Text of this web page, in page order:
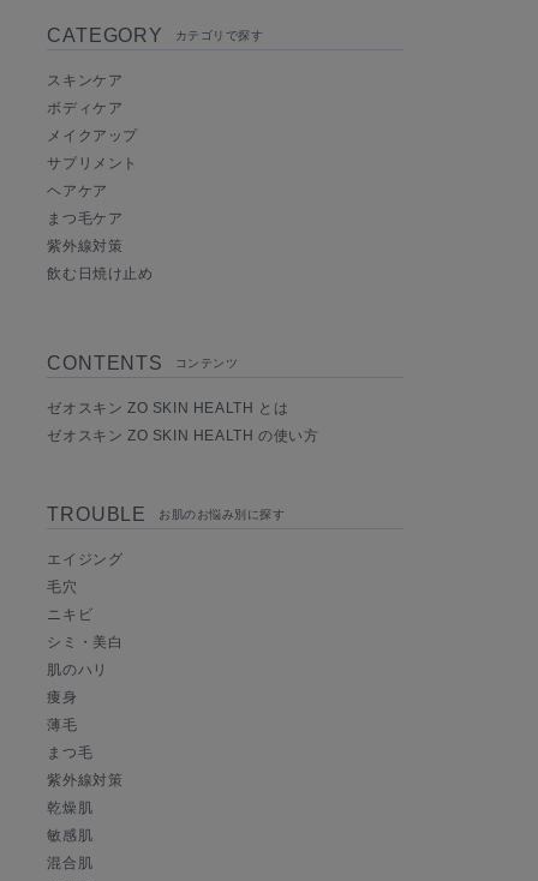
CATEGORY カテゴリで探す
スキンケア
ボディケア
メイクアップ
サプリメント
ヘアケア
まつ毛ケア
紫外線対策
飲む日焼け止め
CONTENTS コンテンツ
ゼオスキン ZO SKIN HEALTH とは
ゼオスキン ZO SKIN HEALTH の使い方
TROUBLE お肌のお悩み別に探す
エイジング
毛穴
ニキビ
シミ・美白
肌のハリ
痩身
薄毛
まつ毛
紫外線対策
乾燥肌
敏感肌
混合肌